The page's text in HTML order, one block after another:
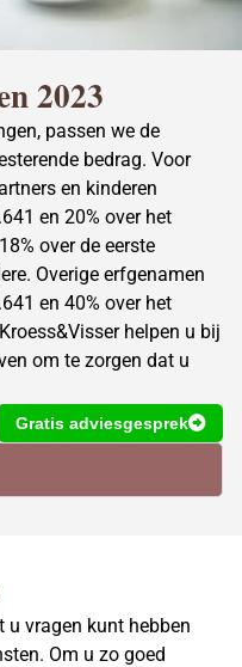
2023
passen we de
bedrag. Voor
en kinderen
en 20% over het
over de eerste
Overige erfgenamen
en 40% over het
helpen u bij
om te zorgen dat u
Gratis adviesgesprek
u vragen kunt hebben
Om u zo goed